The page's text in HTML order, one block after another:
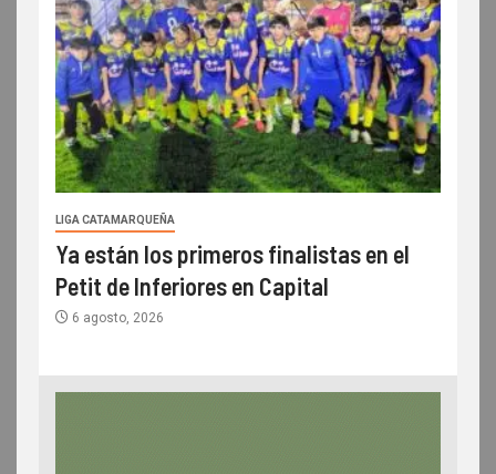
LIGA CATAMARQUEÑA
Ya están los primeros finalistas en el
Petit de Inferiores en Capital
6 agosto, 2026